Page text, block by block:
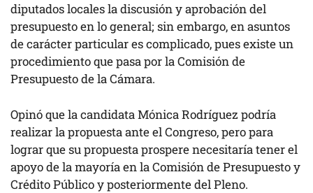
diputados locales la discusión y aprobación del
presupuesto en lo general; sin embargo, en asuntos
de carácter particular es complicado, pues existe un
procedimiento que pasa por la Comisión de
Presupuesto de la Cámara.
Opinó que la candidata Mónica Rodríguez podría
realizar la propuesta ante el Congreso, pero para
lograr que su propuesta prospere necesitaría tener el
apoyo de la mayoría en la Comisión de Presupuesto y
Crédito Público y posteriormente del Pleno.